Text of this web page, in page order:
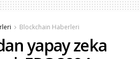
Blockchain Haberleri
yapay zeka